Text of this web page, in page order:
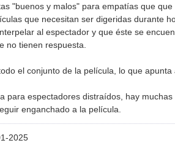
"buenos y malos" para empatías que
que necesitan ser digeridas durante
al espectador y que éste se
no tienen respuesta.
el conjunto de la película, lo que
para espectadores distraídos, hay
enganchado a la película.
2025